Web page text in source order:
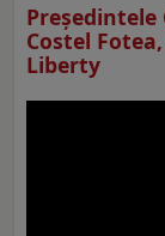
Costel
Liberty